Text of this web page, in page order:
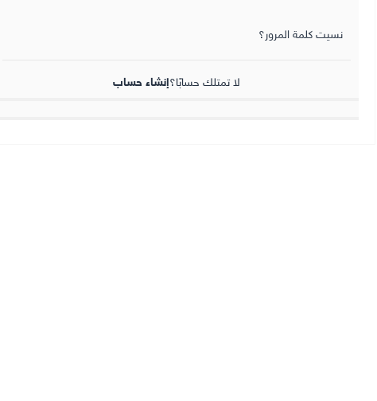
نسيت كلمة المرور؟
لا تمتلك حسابًا؟إنشاء حساب